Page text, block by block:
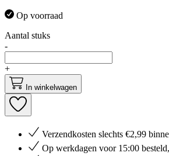
Op voorraad
Aantal stuks
-
+
In winkelwagen
Verzendkosten slechts €2,99
Op werkdagen voor 15:00